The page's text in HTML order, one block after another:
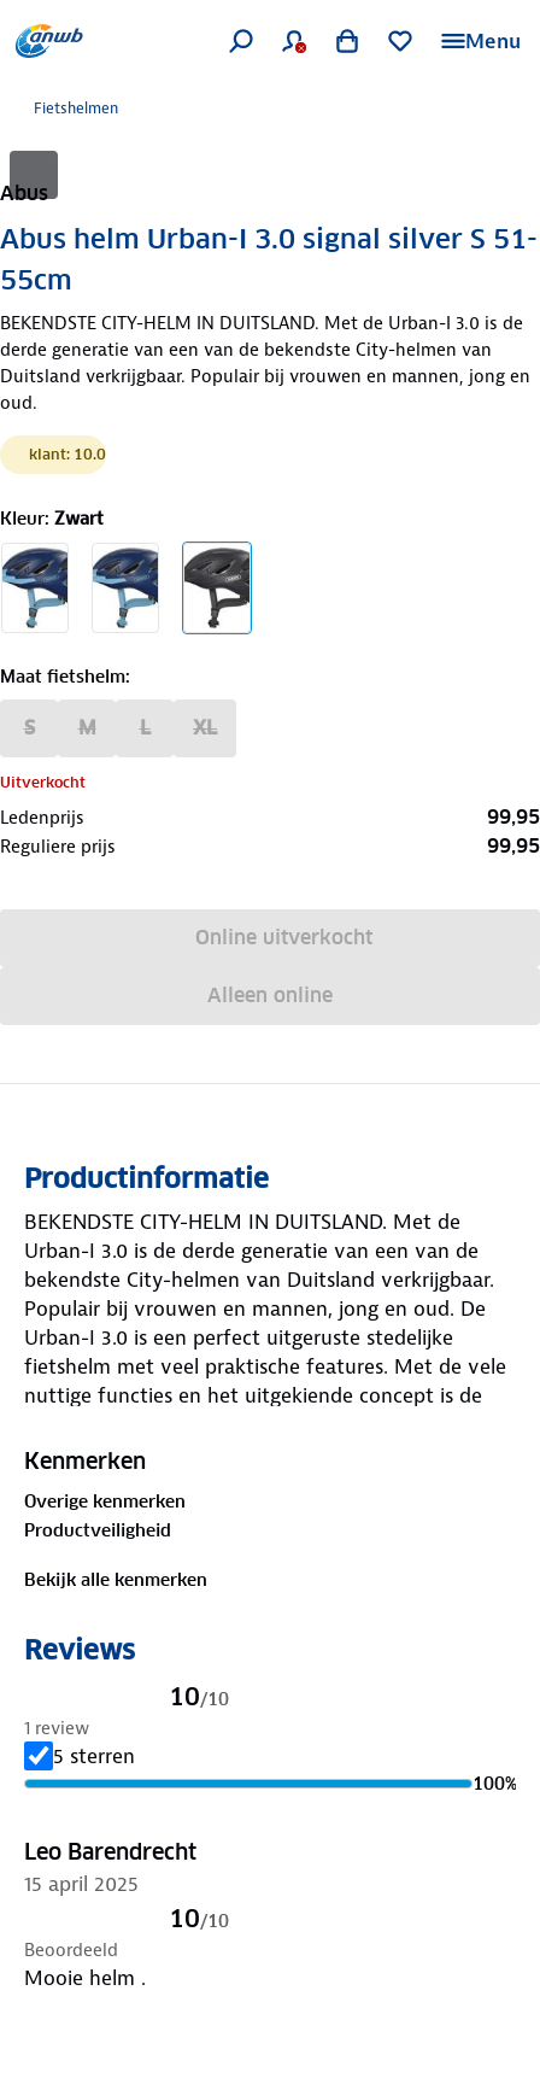
Menu
Fietshelmen
Abus
Abus helm Urban-I 3.0 signal silver S 51-
55cm
BEKENDSTE CITY-HELM IN DUITSLAND. Met de Urban-I 3.0 is de
derde generatie van een van de bekendste City-helmen van
Duitsland verkrijgbaar. Populair bij vrouwen en mannen, jong en
oud.
klant: 10.0
Kleur: Zwart
Maat fietshelm:
S M L XL
Uitverkocht
Ledenprijs 99,95
Reguliere prijs 99,95
Online uitverkocht
Alleen online
Productinformatie
BEKENDSTE CITY-HELM IN DUITSLAND. Met de
Urban-I 3.0 is de derde generatie van een van de
bekendste City-helmen van Duitsland verkrijgbaar.
Populair bij vrouwen en mannen, jong en oud. De
Urban-I 3.0 is een perfect uitgeruste stedelijke
fietshelm met veel praktische features. Met de vele
nuttige functies en het uitgekiende concept is de
Kenmerken
Overige kenmerken
Productveiligheid
Bekijk alle kenmerken
Reviews
10/10
1 review
5 sterren
100%
Leo Barendrecht
15 april 2025
10/10
Beoordeeld
Mooie helm .